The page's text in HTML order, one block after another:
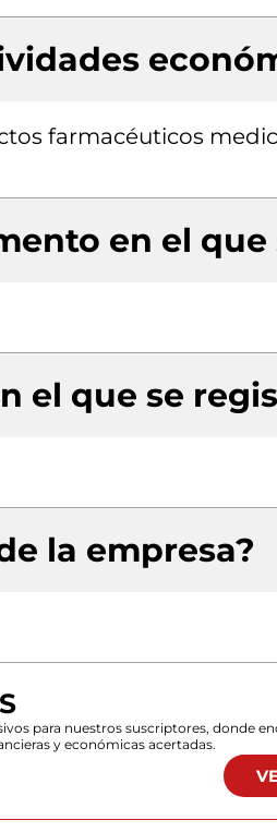
farmacéuticos
en el que
el que se
la empresa?
para nuestros suscriptores, donde
y económicas acertadas.